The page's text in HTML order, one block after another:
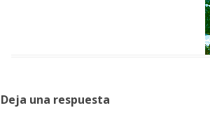
Deja una respuesta